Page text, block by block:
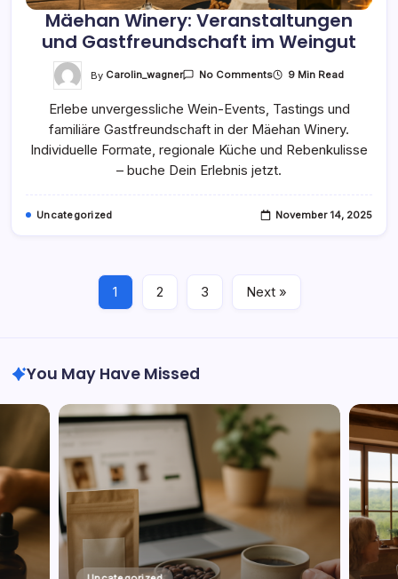
Mäehan Winery: Veranstaltungen
und Gastfreundschaft im Weingut
By Carolin_wagner No CommentsOn
Veranstaltungen
Gastfreundschaft
Im
Weingut
9 Min Read
Erlebe unvergessliche Wein-Events, Tastings und
familiäre Gastfreundschaft in der Mäehan Winery.
Individuelle Formate, regionale Küche und Rebenkulisse
– buche Dein Erlebnis jetzt.
Uncategorized November 14, 2025
1 2 3 Next »
You May Have Missed